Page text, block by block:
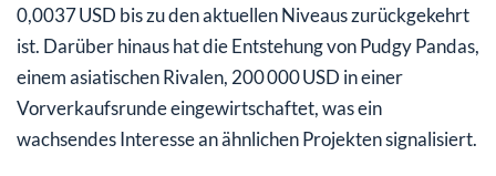
0,0037 USD bis zu den aktuellen Niveaus zurückgekehrt
ist. Darüber hinaus hat die Entstehung von Pudgy Pandas,
einem asiatischen Rivalen, 200 000 USD in einer
Vorverkaufsrunde eingewirtschaftet, was ein
wachsendes Interesse an ähnlichen Projekten signalisiert.